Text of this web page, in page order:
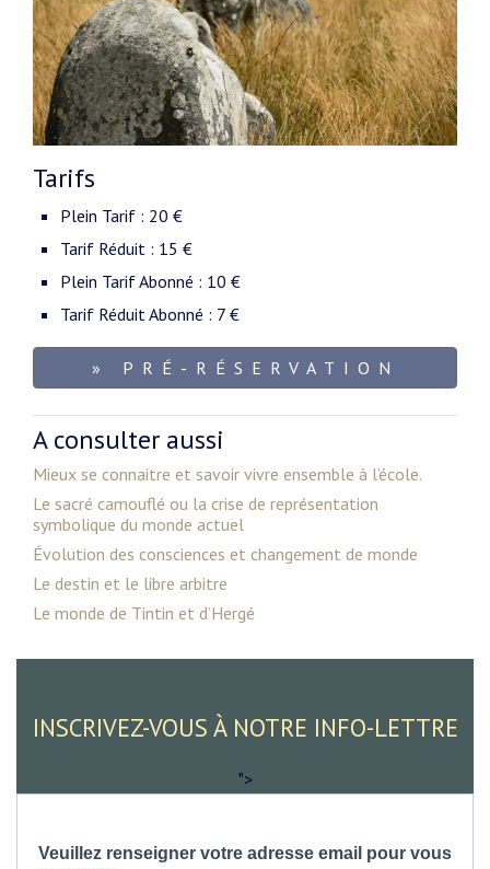
Tarifs
Plein Tarif : 20 €
Tarif Réduit : 15 €
Plein Tarif Abonné : 10 €
Tarif Réduit Abonné : 7 €
» PRÉ-RÉSERVATION
A consulter aussi
Mieux se connaitre et savoir vivre ensemble à l’école.
Le sacré camouflé ou la crise de représentation
symbolique du monde actuel
Évolution des consciences et changement de monde
Le destin et le libre arbitre
Le monde de Tintin et d’Hergé
INSCRIVEZ-VOUS À NOTRE INFO-LETTRE
">
Veuillez renseigner votre adresse email pour vous